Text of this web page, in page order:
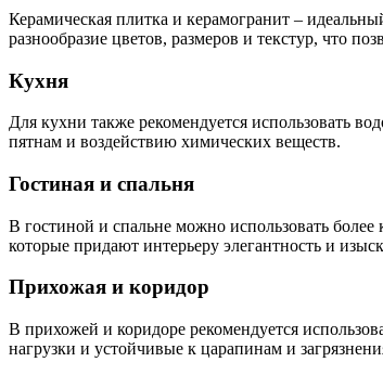
Керамическая плитка и керамогранит –
разнообразие цветов, размеров и текстур, что
Кухня
Для кухни также рекомендуется использовать
пятнам и воздействию химических веществ.
Гостиная и спальня
В гостиной и спальне можно использовать
которые придают интерьеру элегантность и
Прихожая и коридор
В прихожей и коридоре рекомендуется
нагрузки и устойчивые к царапинам и